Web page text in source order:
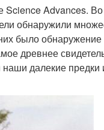
Science Advances.
обнаружили
было обнаружение
древнее
далекие предки